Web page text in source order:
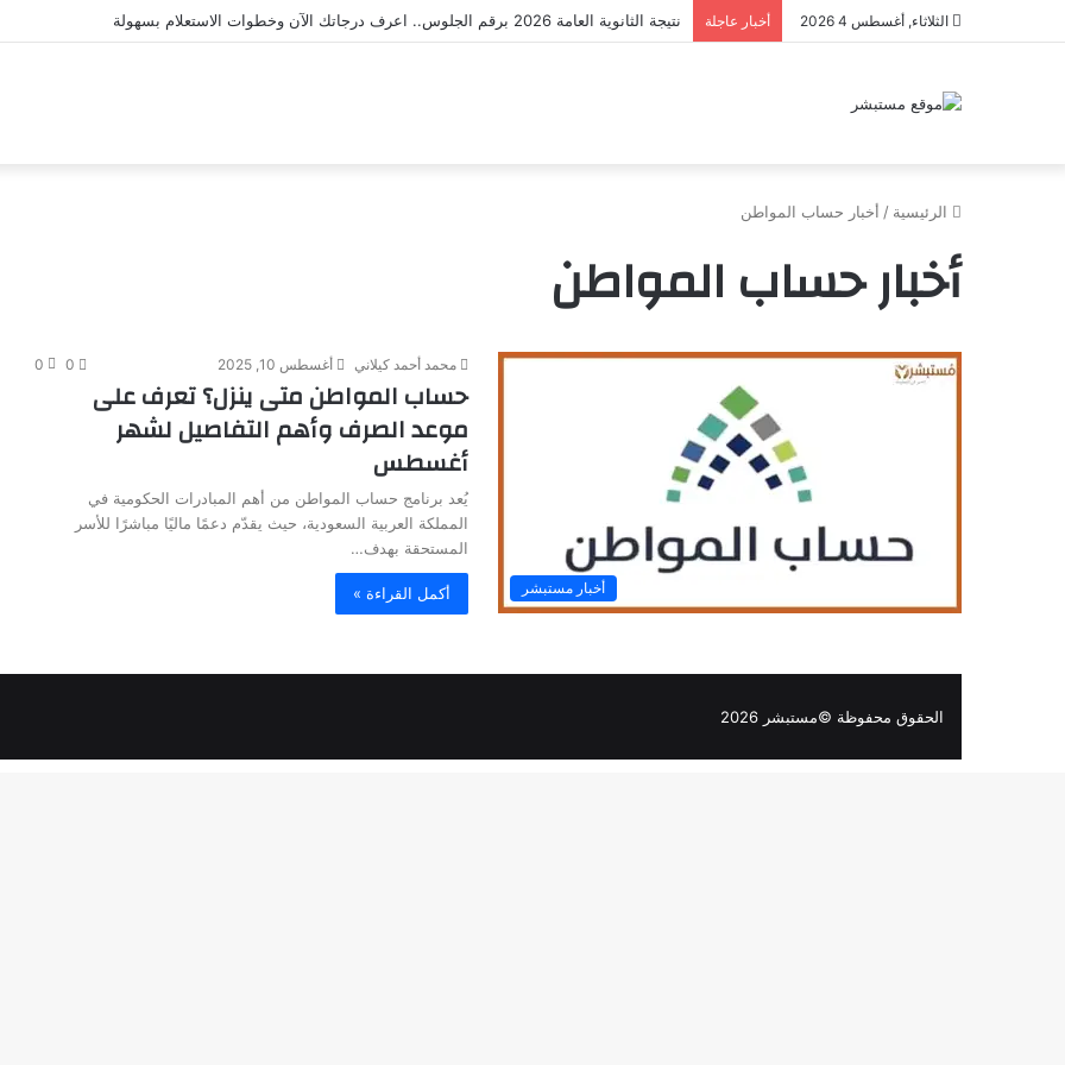
الثلاثاء, أغسطس 4 2026 أخبار عاجلة نتيجة الثانوية العامة 2026 برقم الجلوس.. اعرف درجاتك الآن وخطوات الاستعلام بسهولة
الرئيسية / أخبار حساب المواطن
أخبار حساب المواطن
أخبار مستبشر
محمد أحمد كيلاني أغسطس 10, 2025 0
0
حساب المواطن متى ينزل؟ تعرف على
موعد الصرف وأهم التفاصيل لشهر
أغسطس
يُعد برنامج حساب المواطن من أهم المبادرات الحكومية في
المملكة العربية السعودية، حيث يقدّم دعمًا ماليًا مباشرًا للأسر
المستحقة بهدف…
أكمل القراءة »
الحقوق محفوظة ©مستبشر 2026